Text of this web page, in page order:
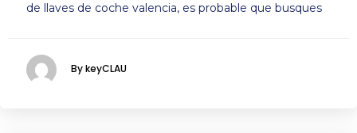
de llaves de coche valencia, es probable que busques
By keyCLAU